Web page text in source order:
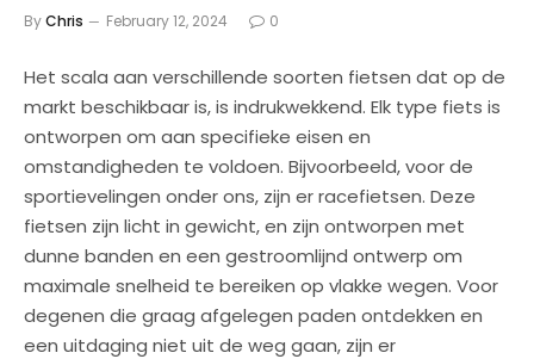
ByChris February 12, 2024 0
Het scala aan verschillende soorten fietsen dat op de
markt beschikbaar is, is indrukwekkend. Elk type fiets is
ontworpen om aan specifieke eisen en
omstandigheden te voldoen. Bijvoorbeeld, voor de
sportievelingen onder ons, zijn er racefietsen. Deze
fietsen zijn licht in gewicht, en zijn ontworpen met
dunne banden en een gestroomlijnd ontwerp om
maximale snelheid te bereiken op vlakke wegen. Voor
degenen die graag afgelegen paden ontdekken en
een uitdaging niet uit de weg gaan, zijn er